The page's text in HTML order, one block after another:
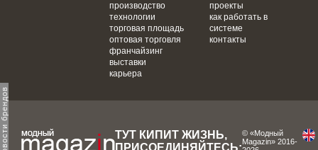
производство
технологии
торговая площадь
оптовая торговля
франчайзинг
выставки
карьера
проекты
как работать в
системе
контакты
ТУТ КИПИТ ЖИЗНЬ,
ПРИСОЕДИНЯЙТЕСЬ:
© «Модный
Magazin» 2016-